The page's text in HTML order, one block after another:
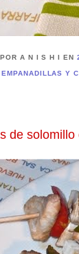
POR A N I S H IEN
EMPANADILLAS Y
de